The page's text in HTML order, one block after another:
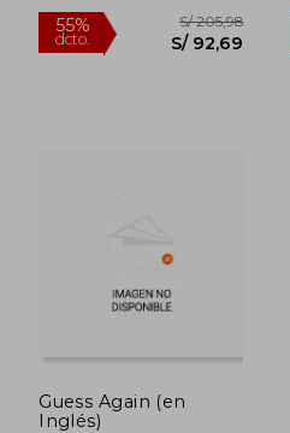
Guess Again (en
Inglés)